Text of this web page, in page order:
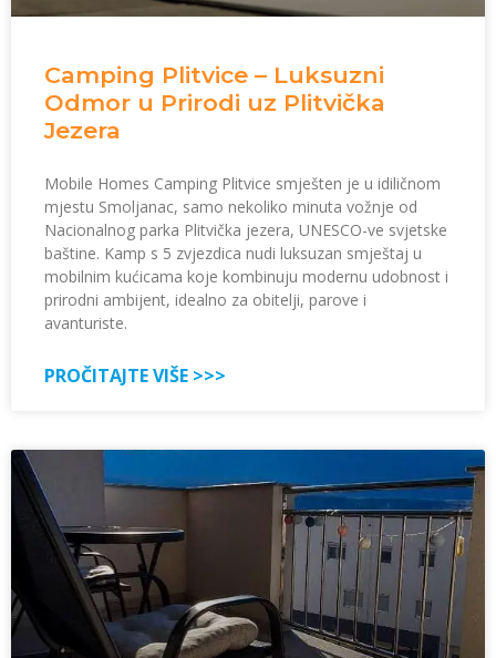
Camping Plitvice – Luksuzni
Odmor u Prirodi uz Plitvička
Jezera
Mobile Homes Camping Plitvice smješten je u idiličnom
mjestu Smoljanac, samo nekoliko minuta vožnje od
Nacionalnog parka Plitvička jezera, UNESCO-ve svjetske
baštine. Kamp s 5 zvjezdica nudi luksuzan smještaj u
mobilnim kućicama koje kombinuju modernu udobnost i
prirodni ambijent, idealno za obitelji, parove i
avanturiste.
PROČITAJTE VIŠE >>>